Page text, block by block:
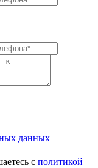
данных
с политикой